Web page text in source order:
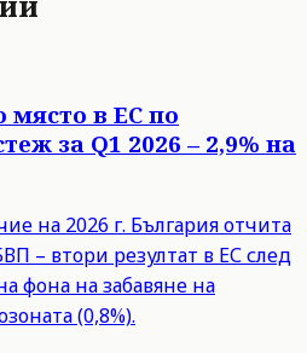
място в ЕС по
за Q1 2026 – 2,9% на
на 2026 г. България отчита
– втори резултат в ЕС след
фона на забавяне на
(0,8%).